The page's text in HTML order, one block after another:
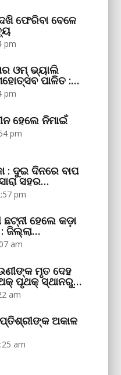
ଫେରିବା ବେଳେ
pm
ଓମ୍‌ ଭ୍ୟାଲି
ପାଳିତ :…
pm
ହେଲେ ନିମାଇଁ
pm
: ଦୁଇ ଦିନରେ ବାପ
ସହର…
pm
ହେଲେ କଡ଼ା
: ଜିଲ୍ଲା…
am
ମୃତ ଦେହ
ପୃଥକ୍‌ ସ୍ଥାନରୁ…
am
ଅକାଳ
am